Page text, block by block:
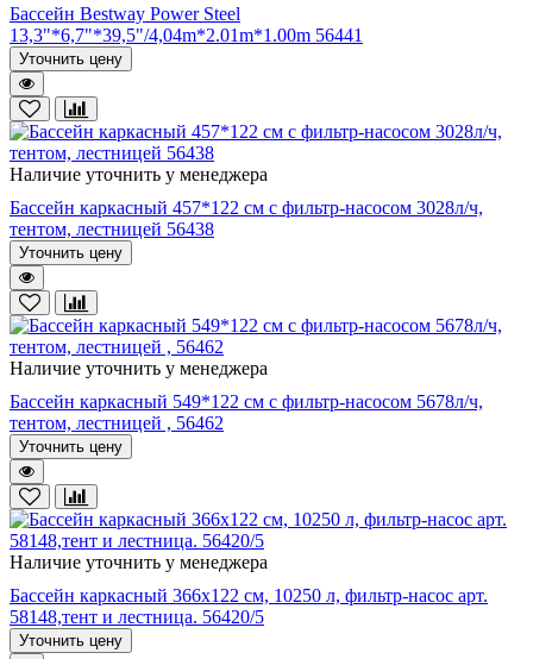
Бассейн Bestway Power Steel
13,3"*6,7"*39,5"/4,04m*2.01m*1.00m 56441
Уточнить цену
Наличие уточнить у менеджера
Бассейн каркасный 457*122 см с фильтр-насосом 3028л/ч,
тентом, лестницей 56438
Уточнить цену
Наличие уточнить у менеджера
Бассейн каркасный 549*122 см с фильтр-насосом 5678л/ч,
тентом, лестницей , 56462
Уточнить цену
Наличие уточнить у менеджера
Бассейн каркасный 366х122 см, 10250 л, фильтр-насос арт.
58148,тент и лестница. 56420/5
Уточнить цену